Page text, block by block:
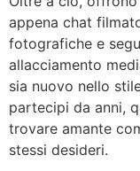
appena chat
fotografiche e
allacciamento
sia nuovo nello
partecipi da anni,
trovare amante
stessi desideri.